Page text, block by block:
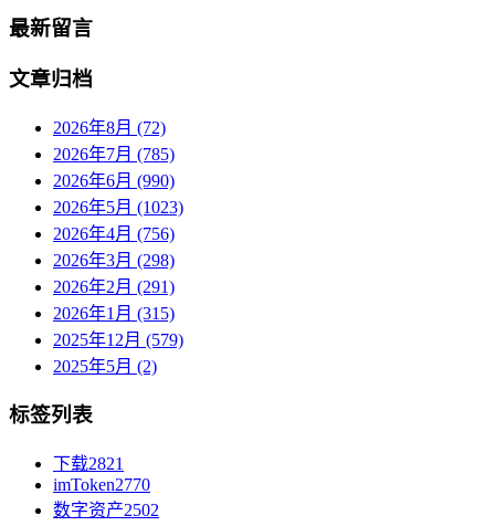
最新留言
文章归档
2026年8月 (72)
2026年7月 (785)
2026年6月 (990)
2026年5月 (1023)
2026年4月 (756)
2026年3月 (298)
2026年2月 (291)
2026年1月 (315)
2025年12月 (579)
2025年5月 (2)
标签列表
下载2821
imToken2770
数字资产2502